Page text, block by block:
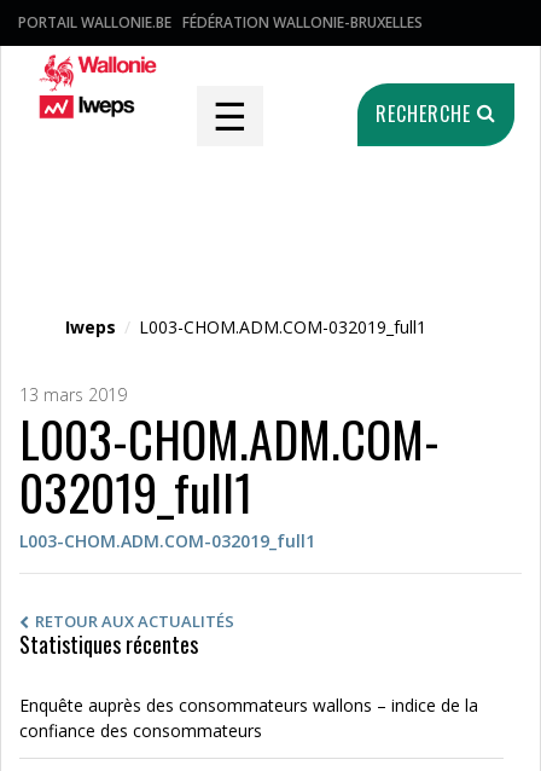
PORTAIL WALLONIE.BE FÉDÉRATION WALLONIE-BRUXELLES
☰ RECHERCHE
Iweps / L003-CHOM.ADM.COM-032019_full1
13 mars 2019
L003-CHOM.ADM.COM-
032019_full1
L003-CHOM.ADM.COM-032019_full1
RETOUR AUX ACTUALITÉS
Statistiques récentes
Enquête auprès des consommateurs wallons – indice de la
confiance des consommateurs